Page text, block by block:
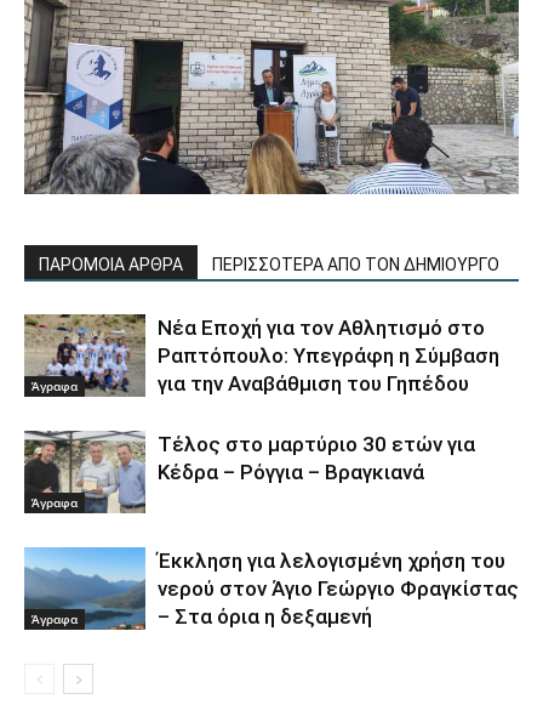
ΠΑΡΟΜΟΙΑ ΑΡΘΡΑ ΠΕΡΙΣΣΟΤΕΡΑ ΑΠΟ ΤΟΝ ΔΗΜΙΟΥΡΓΟ
Άγραφα
Νέα Εποχή για τον Αθλητισμό στο
Ραπτόπουλο: Υπεγράφη η Σύμβαση
για την Αναβάθμιση του Γηπέδου
Άγραφα
Τέλος στο μαρτύριο 30 ετών για
Κέδρα – Ρόγγια – Βραγκιανά
Άγραφα
Έκκληση για λελογισμένη χρήση του
νερού στον Άγιο Γεώργιο Φραγκίστας
– Στα όρια η δεξαμενή